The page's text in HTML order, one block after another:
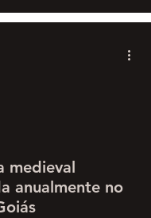
medieval
anualmente no